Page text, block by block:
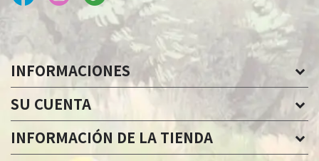
INFORMACIONES
SU CUENTA
INFORMACIÓN DE LA TIENDA